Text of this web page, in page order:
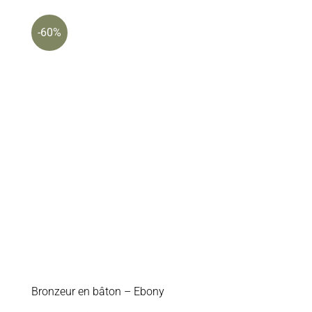
$30.00.
-60%
Bronzeur en bâton – Ebony